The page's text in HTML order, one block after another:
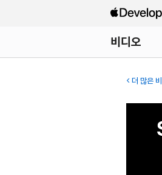
비디오
더 많은